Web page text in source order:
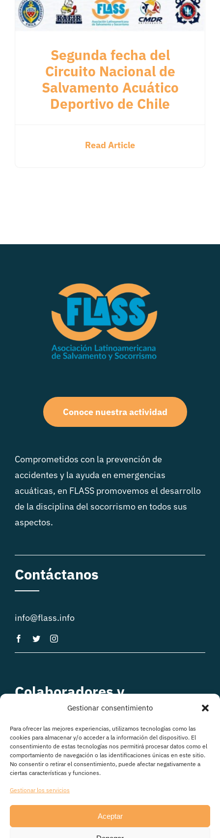
Gestionar consentimiento
Para ofrecer las mejores experiencias, utilizamos tecnologías como las
cookies para almacenar y/o acceder a la información del dispositivo. El
consentimiento de estas tecnologías nos permitirá procesar datos como el
comportamiento de navegación o las identificaciones únicas en este sitio.
No consentir o retirar el consentimiento, puede afectar negativamente a
ciertas características y funciones.
Gestionar los servicios
Aceptar
Segunda fecha del
Circuito Nacional de
Salvamento Acuático
Deportivo de Chile
Read Article
Conoce nuestra actividad
Comprometidos con la prevención de
accidentes y la ayuda en emergencias
acuáticas, en FLASS promovemos el desarrollo
de la disciplina del socorrismo en todos sus
aspectos.
Contáctanos
info@flass.info
Colaboradores y
patrocinadores